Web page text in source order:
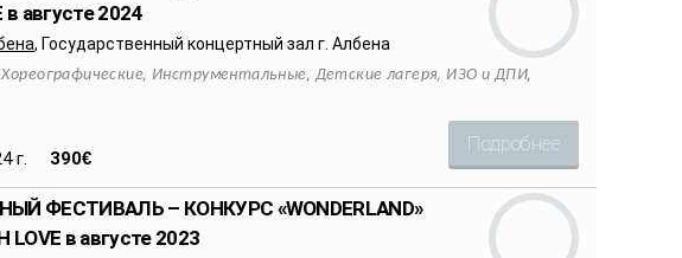
в августе 2024
, Государственный концертный зал г. Албена
Хореографические, Инструментальные, Детские лагеря, ИЗО и ДПИ,
г. 390€
Подробнее
ФЕСТИВАЛЬ – КОНКУРС «WONDERLAND»
LOVE в августе 2023